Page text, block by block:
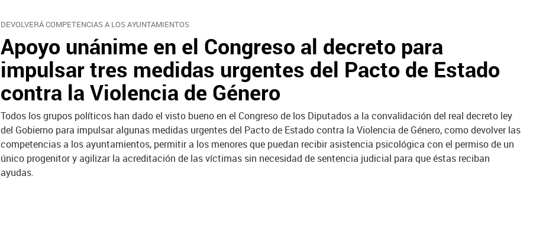
DEVOLVERÁ COMPETENCIAS A LOS AYUNTAMIENTOS
Apoyo unánime en el Congreso al decreto para
impulsar tres medidas urgentes del Pacto de Estado
contra la Violencia de Género
Todos los grupos políticos han dado el visto bueno en el Congreso de los Diputados a la convalidación del real decreto ley
del Gobierno para impulsar algunas medidas urgentes del Pacto de Estado contra la Violencia de Género, como devolver las
competencias a los ayuntamientos, permitir a los menores que puedan recibir asistencia psicológica con el permiso de un
único progenitor y agilizar la acreditación de las víctimas sin necesidad de sentencia judicial para que éstas reciban
ayudas.